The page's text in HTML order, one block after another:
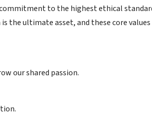
to the highest ethical
ultimate asset, and these core
our shared passion.